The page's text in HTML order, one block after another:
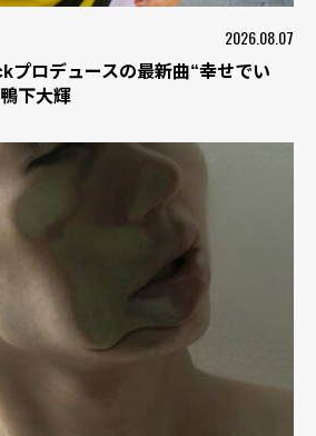
2026.08.07
プロデュースの最新曲“幸せでい
下大輝